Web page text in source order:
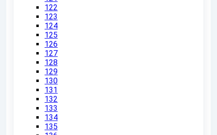
122
123
124
125
126
127
128
129
130
131
132
133
134
135